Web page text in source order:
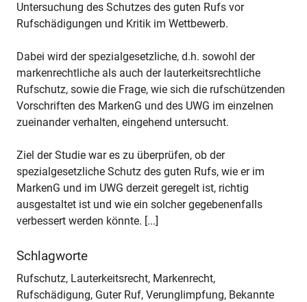
Untersuchung des Schutzes des guten Rufs vor
Rufschädigungen und Kritik im Wettbewerb.
Dabei wird der spezialgesetzliche, d.h. sowohl der
markenrechtliche als auch der lauterkeitsrechtliche
Rufschutz, sowie die Frage, wie sich die rufschützenden
Vorschriften des MarkenG und des UWG im einzelnen
zueinander verhalten, eingehend untersucht.
Ziel der Studie war es zu überprüfen, ob der
spezialgesetzliche Schutz des guten Rufs, wie er im
MarkenG und im UWG derzeit geregelt ist, richtig
ausgestaltet ist und wie ein solcher gegebenenfalls
verbessert werden könnte. [...]
Schlagworte
Rufschutz, Lauterkeitsrecht, Markenrecht,
Rufschädigung, Guter Ruf, Verunglimpfung, Bekannte